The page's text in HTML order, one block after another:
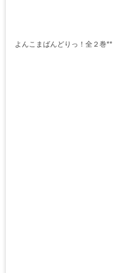
よんこまばんどりっ！全２巻**